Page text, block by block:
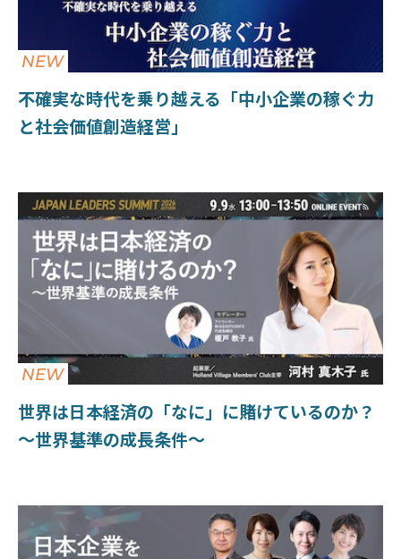
NEW
不確実な時代を乗り越える「中小企業の稼ぐ力
と社会価値創造経営」
NEW
世界は日本経済の「なに」に賭けているのか？
〜世界基準の成長条件〜